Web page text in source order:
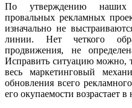
По утверждению наших
провальных рекламных
изначально не
линии. Нет четкого
продвижения, не
Исправить ситуацию можно,
весь маркетинговый
обновления всего
его окупаемости возрастает в